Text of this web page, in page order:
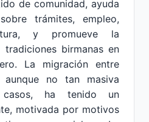
de comunidad, ayuda
trámites, empleo,
y promueve la
birmanas en
La migración entre
aunque no tan masiva
ha tenido un
motivada por motivos